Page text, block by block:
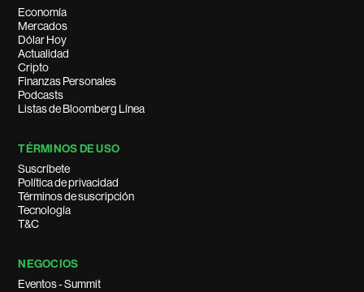
Economía
Mercados
Dólar Hoy
Actualidad
Cripto
Finanzas Personales
Podcasts
Listas de Bloomberg Línea
TÉRMINOS DE USO
Suscríbete
Política de privacidad
Términos de suscripción
Tecnología
T&C
NEGOCIOS
Eventos - Summit